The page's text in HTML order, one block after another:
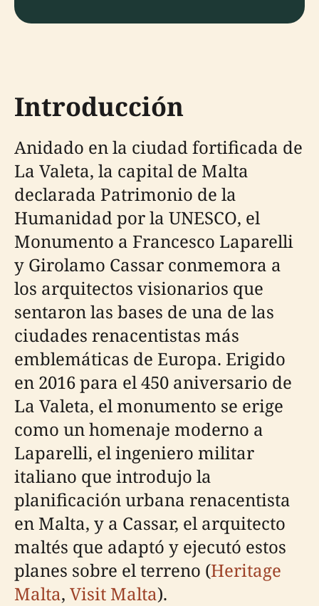
Introducción
Anidado en la ciudad fortificada de
La Valeta, la capital de Malta
declarada Patrimonio de la
Humanidad por la UNESCO, el
Monumento a Francesco Laparelli
y Girolamo Cassar conmemora a
los arquitectos visionarios que
sentaron las bases de una de las
ciudades renacentistas más
emblemáticas de Europa. Erigido
en 2016 para el 450 aniversario de
La Valeta, el monumento se erige
como un homenaje moderno a
Laparelli, el ingeniero militar
italiano que introdujo la
planificación urbana renacentista
en Malta, y a Cassar, el arquitecto
maltés que adaptó y ejecutó estos
planes sobre el terreno (Heritage
Malta, Visit Malta).